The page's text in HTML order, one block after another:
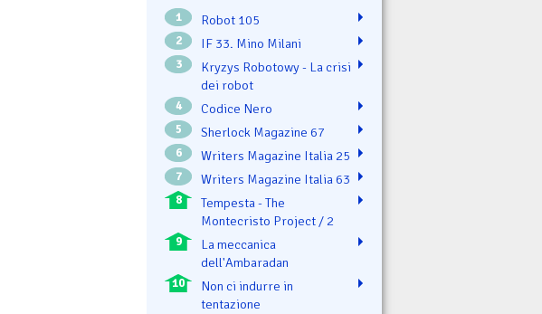
1 Robot 105
2 IF 33. Mino Milani
3
Kryzys Robotowy - La crisi
dei robot
4 Codice Nero
5 Sherlock Magazine 67
6 Writers Magazine Italia 25
7 Writers Magazine Italia 63
8
Tempesta - The
Montecristo Project / 2
9
La meccanica
dell'Ambaradan
10
Non ci indurre in
tentazione